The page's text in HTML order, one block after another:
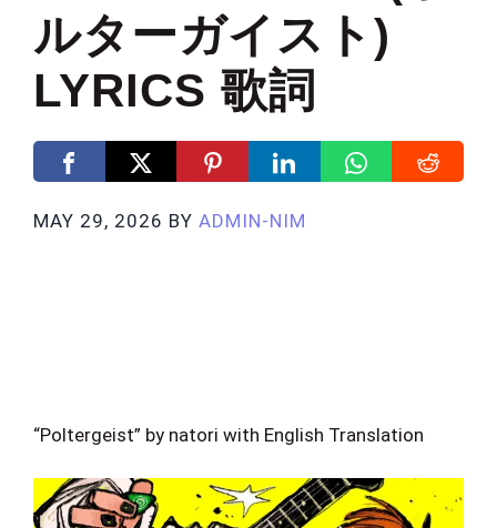
ルターガイスト)
LYRICS 歌詞
MAY 29, 2026 BY ADMIN-NIM
“Poltergeist” by natori with English Translation